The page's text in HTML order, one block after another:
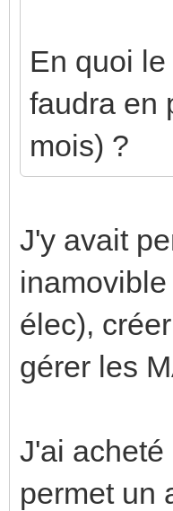
En quoi
faudra en
mois) ?
J'y avait
élec),
gérer les
J'ai
permet un